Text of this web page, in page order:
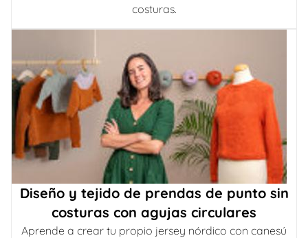
costuras.
Diseño y tejido de prendas de punto sin
costuras con agujas circulares
Aprende a crear tu propio jersey nórdico con canesú